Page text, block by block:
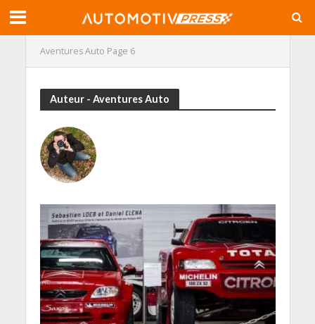
Aventures Auto Page 6
Auteur - Aventures Auto